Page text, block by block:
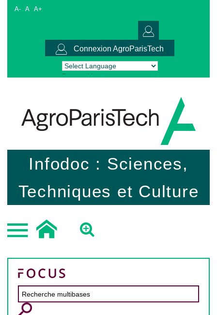
A- A A+
Connexion AgroParisTech
Powered by Translate
Infodoc : Sciences,
Techniques et Culture